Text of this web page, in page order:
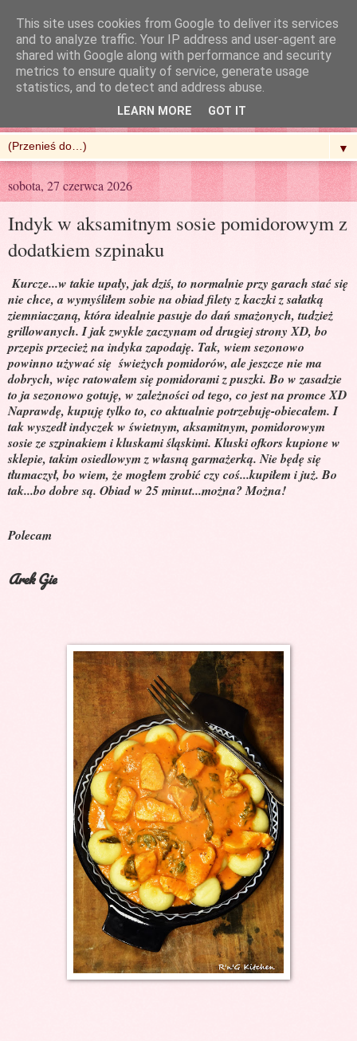
R'n'G Kitchen
▼
sobota, 27 czerwca 2026
Indyk w aksamitnym sosie pomidorowym z
dodatkiem szpinaku
Kurcze...w takie upały, jak dziś, to normalnie przy garach stać się
nie chce, a wymyśliłem sobie na obiad filety z kaczki z sałatką
ziemniaczaną, która idealnie pasuje do dań smażonych, tudzież
grillowanych. I jak zwykle zaczynam od drugiej strony XD, bo
przepis przecież na indyka zapodaję. Tak, wiem sezonowo
powinno używać się świeżych pomidorów, ale jeszcze nie ma
dobrych, więc ratowałem się pomidorami z puszki. Bo w zasadzie
to ja sezonowo gotuję, w zależności od tego, co jest na promce XD
Naprawdę, kupuję tylko to, co aktualnie potrzebuję-obiecałem. I
tak wyszedł indyczek w świetnym, aksamitnym, pomidorowym
sosie ze szpinakiem i kluskami śląskimi. Kluski ofkors kupione w
sklepie, takim osiedlowym z własną garmażerką. Nie będę się
tłumaczył, bo wiem, że mogłem zrobić czy coś...kupiłem i już. Bo
tak...bo dobre są. Obiad w 25 minut...można? Można!
Polecam
Arek Gie
This site uses cookies from Google to deliver its services
and to analyze traffic. Your IP address and user-agent are
shared with Google along with performance and security
metrics to ensure quality of service, generate usage
statistics, and to detect and address abuse.
LEARN MORE GOT IT